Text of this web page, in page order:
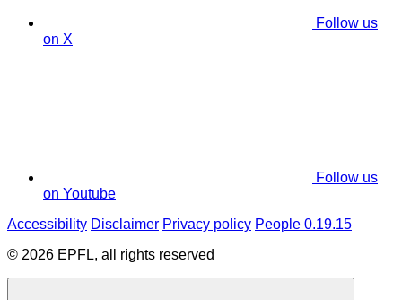
Follow us
on X
Follow us
on Youtube
Accessibility Disclaimer Privacy policy People 0.19.15
© 2026 EPFL, all rights reserved